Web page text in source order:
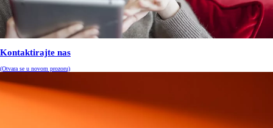
Kontaktirajte nas
(Otvara se u novom prozoru)